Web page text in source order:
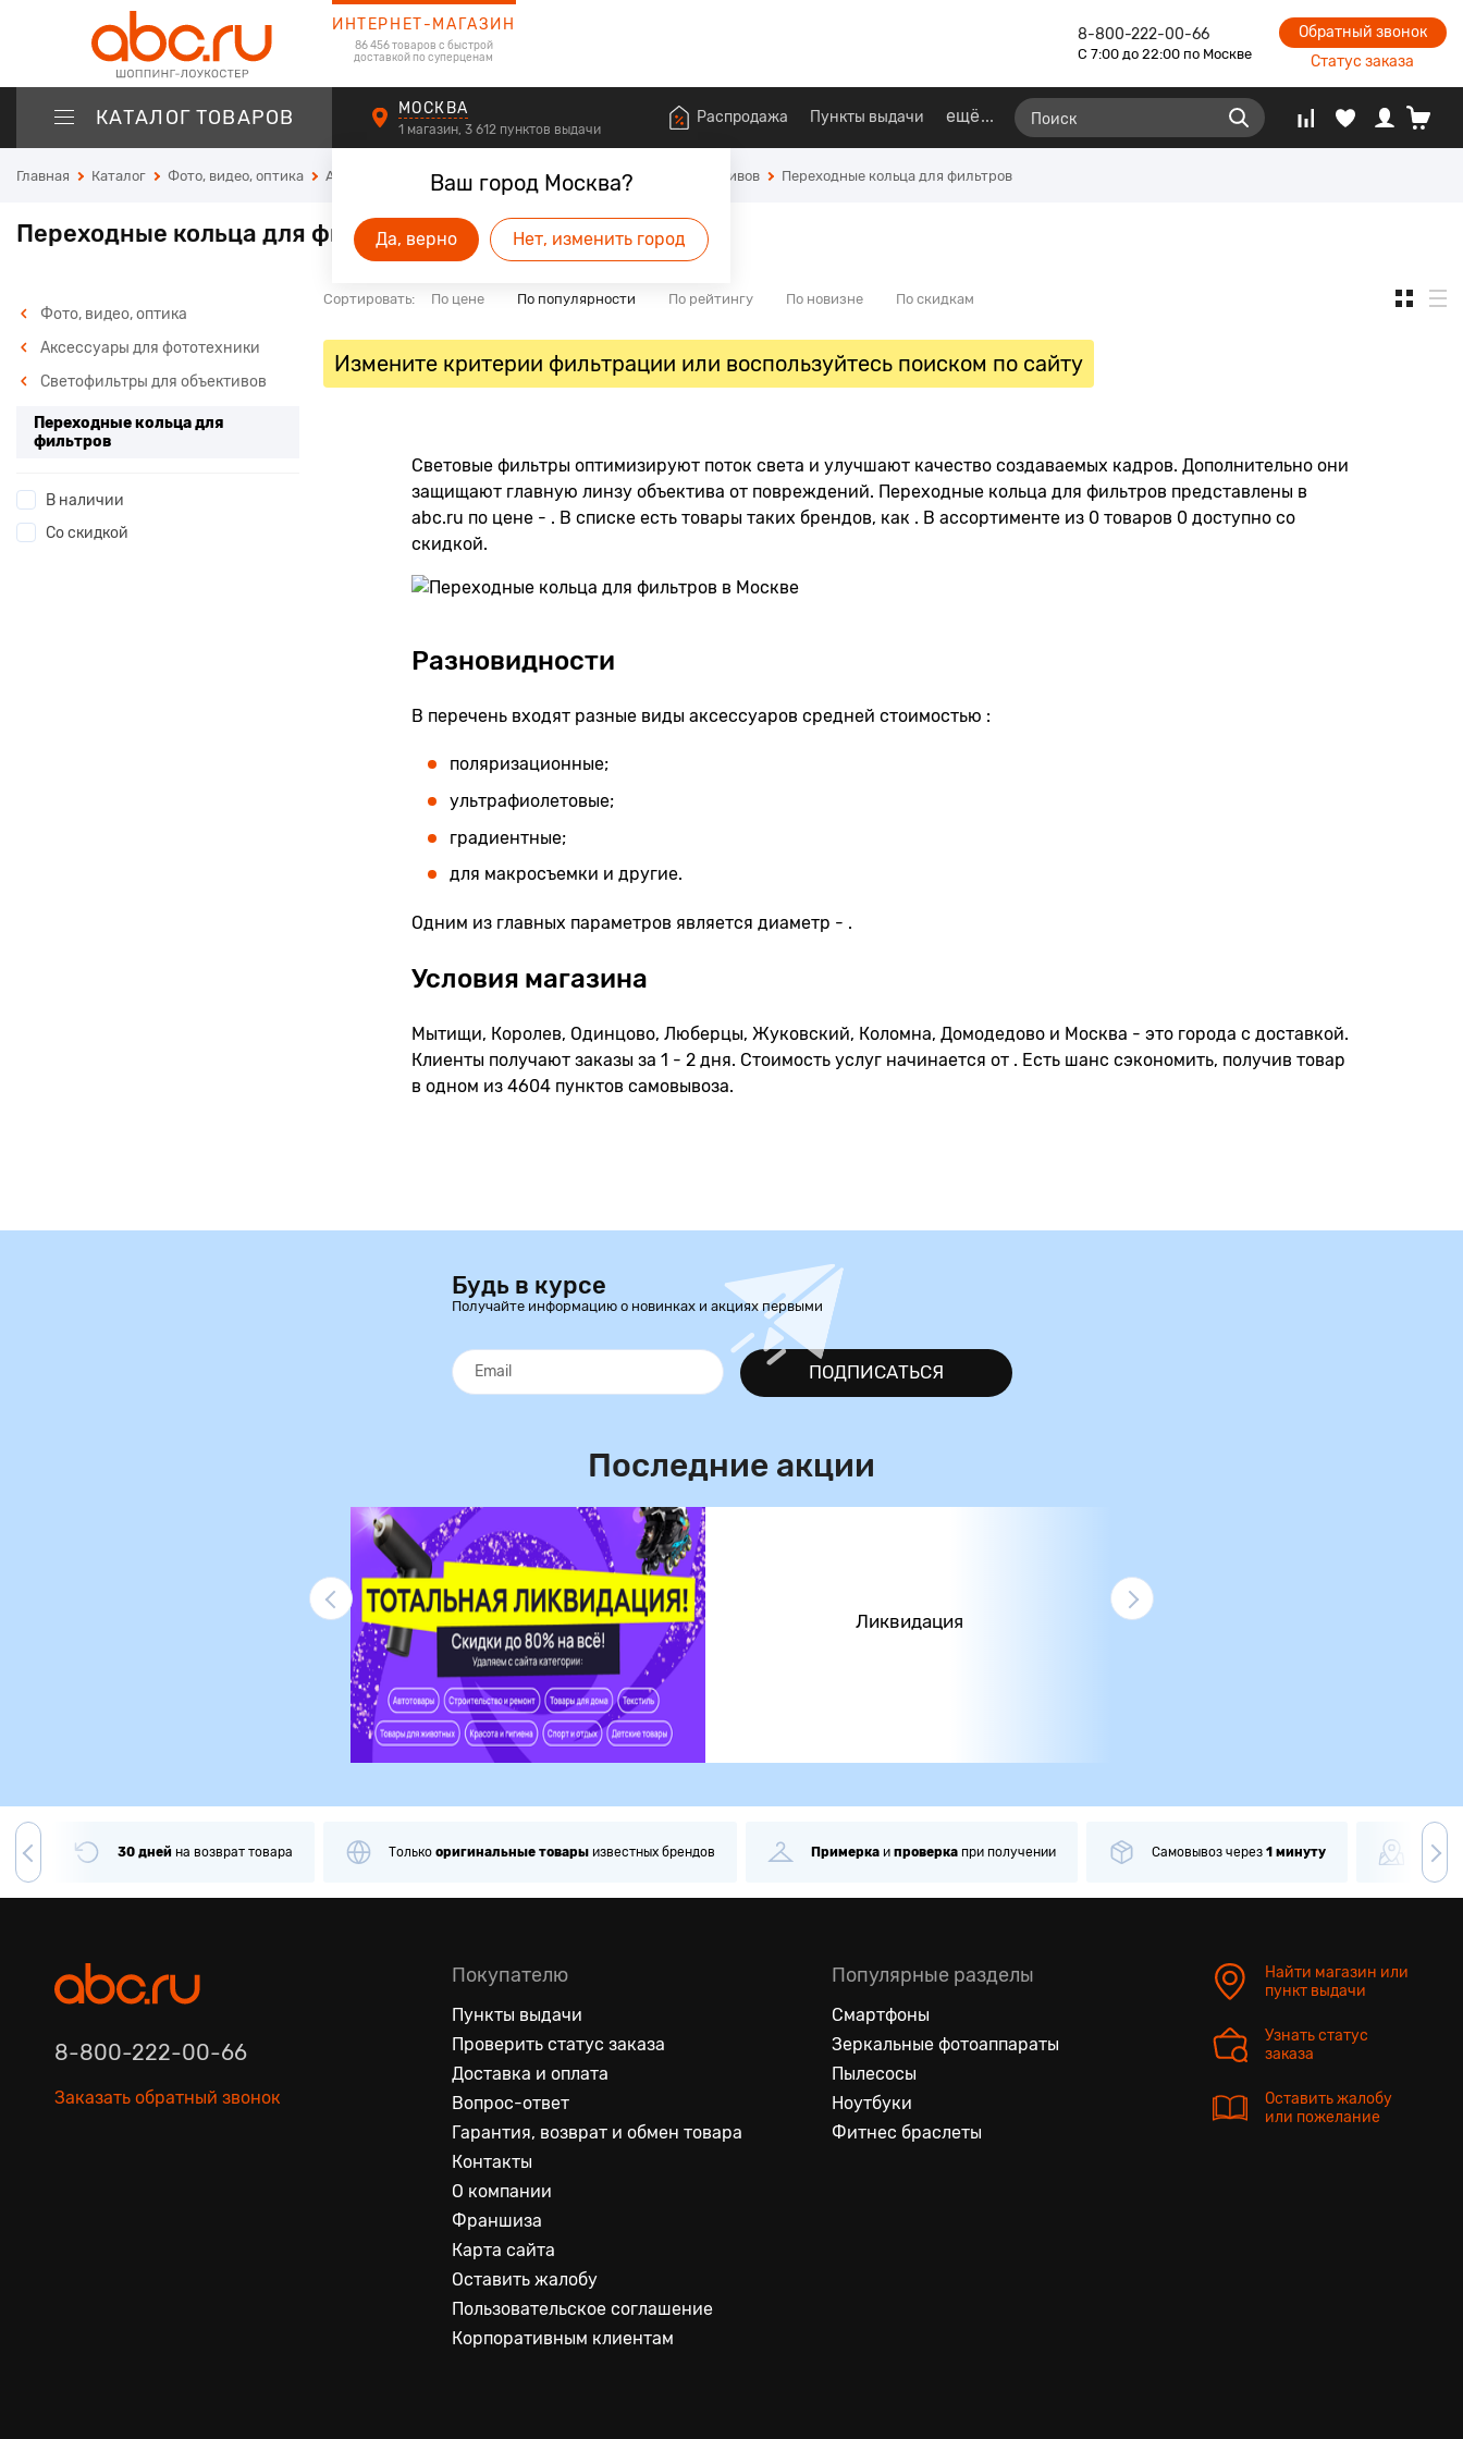
ИНТЕРНЕТ-МАГАЗИН
86 456 товаров с быстрой
доставкой по суперценам
8-800-222-00-66
С 7:00 до 22:00 по Москве
Обратный звонок
Статус заказа
КАТАЛОГ ТОВАРОВ
Ваш город Москва?
Да, верно Нет, изменить город
МОСКВА
1 магазин, 3 612 пунктов выдачи
Распродажа Пункты выдачи ещё
Главная Каталог Фото, видео, оптика Аксессуары для фототехники Светофильтры для объективов Переходные кольца для фильтров
Переходные кольца для фильтров
Фото, видео, оптика
Аксессуары для фототехники
Светофильтры для объективов
Переходные кольца для
фильтров
В наличии
Со скидкой
Сортировать: По цене По популярности По рейтингу По новизне По скидкам
Измените критерии фильтрации или воспользуйтесь поиском по сайту
Световые фильтры оптимизируют поток света и улучшают качество создаваемых кадров. Дополнительно они
защищают главную линзу объектива от повреждений. Переходные кольца для фильтров представлены в
abc.ru по цене - . В списке есть товары таких брендов, как . В ассортименте из 0 товаров 0 доступно со
скидкой.
Разновидности
В перечень входят разные виды аксессуаров средней стоимостью :
поляризационные;
ультрафиолетовые;
градиентные;
для макросъемки и другие.
Одним из главных параметров является диаметр - .
Условия магазина
Мытищи, Королев, Одинцово, Люберцы, Жуковский, Коломна, Домодедово и Москва - это города с доставкой.
Клиенты получают заказы за 1 - 2 дня. Стоимость услуг начинается от . Есть шанс сэкономить, получив товар
в одном из 4604 пунктов самовывоза.
Будь в курсе
Получайте информацию о новинках и акциях первыми
ПОДПИСАТЬСЯ
Последние акции
Ликвидация
30 дней на возврат товара Только оригинальные товары известных брендов Примерка и проверка при получении Самовывоз через 1 минуту Более
8-800-222-00-66
Заказать обратный звонок
Покупателю
Пункты выдачи
Проверить статус заказа
Доставка и оплата
Вопрос-ответ
Гарантия, возврат и обмен товара
Контакты
О компании
Франшиза
Карта сайта
Оставить жалобу
Пользовательское соглашение
Корпоративным клиентам
Популярные разделы
Смартфоны
Зеркальные фотоаппараты
Пылесосы
Ноутбуки
Фитнес браслеты
Найти магазин или
пункт выдачи
Узнать статус
заказа
Оставить жалобу
или пожелание